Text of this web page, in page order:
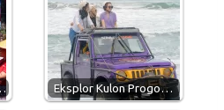
Eksplor Kulon Progo…